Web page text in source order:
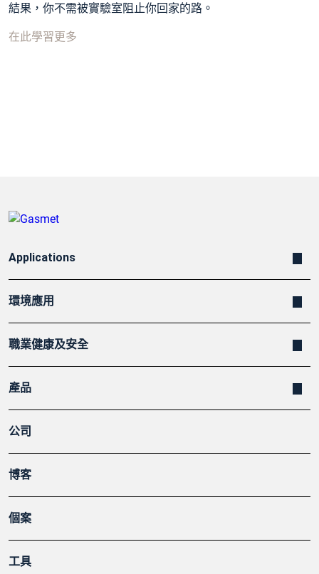
結果，你不需被實驗室阻止你回家的路。
在此學習更多
Applications
環境應用
職業健康及安全
產品
公司
博客
個案
工具